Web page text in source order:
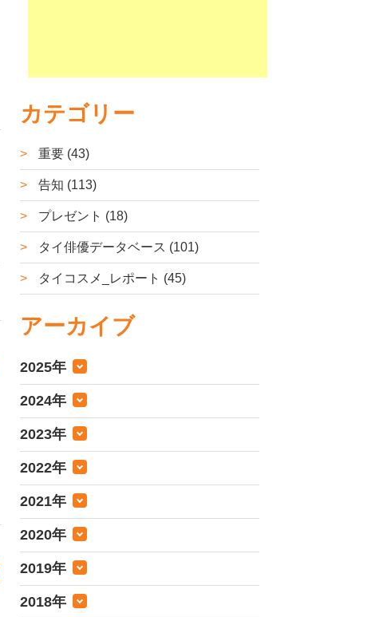
カテゴリー
重要 (43)
告知 (113)
プレゼント (18)
タイ俳優データベース (101)
タイコスメ_レポート (45)
アーカイブ
2025年
2024年
2023年
2022年
2021年
2020年
2019年
2018年